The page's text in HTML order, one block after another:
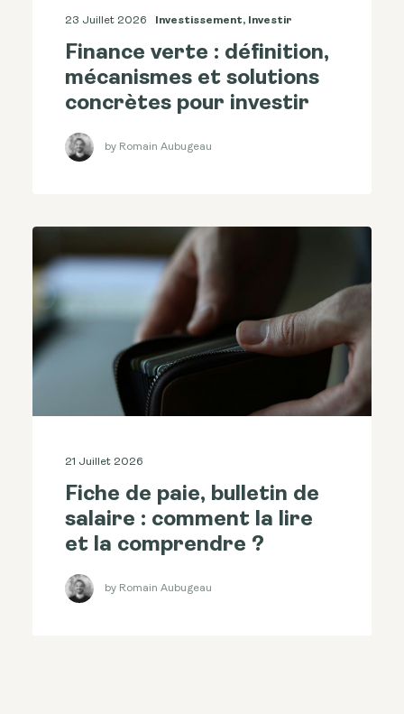
23 Juillet 2026 Investissement, Investir
Finance verte : définition,
mécanismes et solutions
concrètes pour investir
by Romain Aubugeau
21 Juillet 2026
Fiche de paie, bulletin de
salaire : comment la lire
et la comprendre ?
by Romain Aubugeau